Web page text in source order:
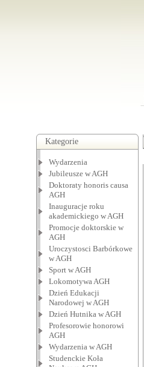
Kategorie
Wydarzenia
Jubileusze w AGH
Doktoraty honoris causa
AGH
Inauguracje roku
akademickiego w AGH
Promocje doktorskie w
AGH
Uroczystosci Barbórkowe
w AGH
Sport w AGH
Lokomotywa AGH
Dzień Edukacji
Narodowej w AGH
Dzień Hutnika w AGH
Profesorowie honorowi
AGH
Wydarzenia w AGH
Studenckie Koła